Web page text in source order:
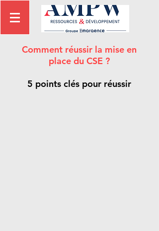
Comment réussir la mise en
place du CSE ?
5 points clés pour réussir